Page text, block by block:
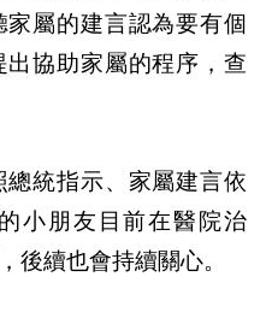
屬的建言認為要有個
協助家屬的程序，查
統指示、家屬建言依
小朋友目前在醫院治
後續也會持續關心。